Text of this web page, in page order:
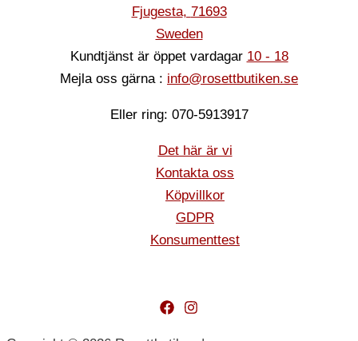
Fjugesta, 71693
Sweden
Kundtjänst är öppet vardagar 10 - 18
Mejla oss gärna : info@rosettbutiken.se
Eller ring: 070-5913917
Det här är vi
Kontakta oss
Köpvillkor
GDPR
Konsumenttest